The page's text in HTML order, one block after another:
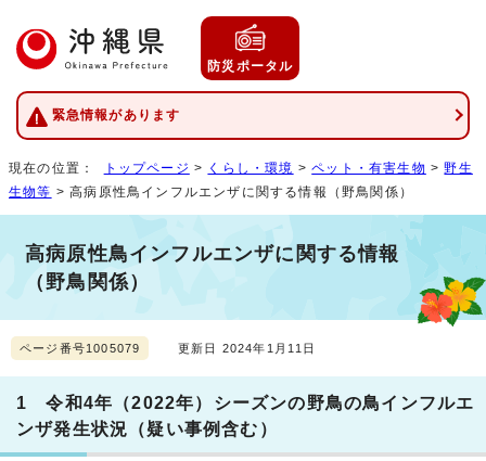
防災ポータル
緊急情報があります
現在の位置： トップページ > くらし・環境 >ペット・有害生物 >野生
生物等 > 高病原性鳥インフルエンザに関する情報（野鳥関係）
高病原性鳥インフルエンザに関する情報
（野鳥関係）
ページ番号1005079 更新日 2024年1月11日
1 令和4年（2022年）シーズンの野鳥の鳥インフルエ
ンザ発生状況（疑い事例含む）